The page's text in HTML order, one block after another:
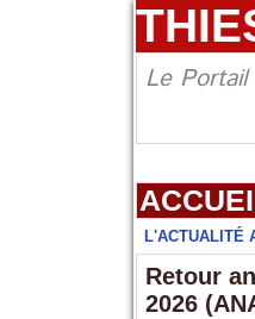
Le
L'ACTUALITÉ
Retour
2026